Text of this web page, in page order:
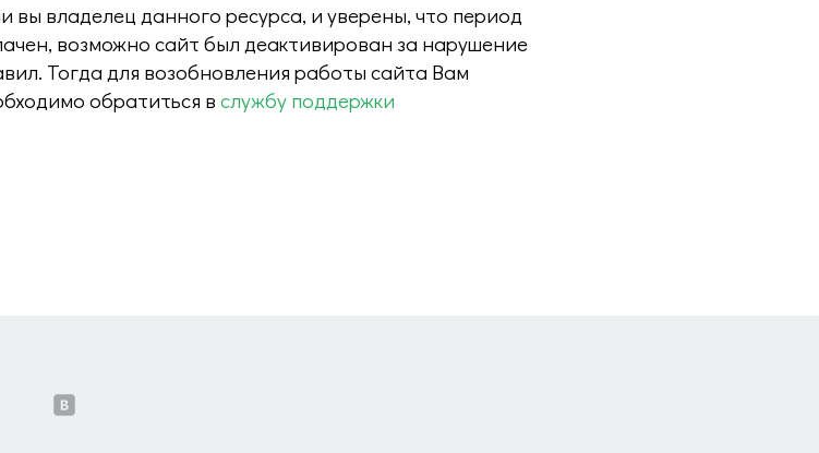
вы владелец данного ресурса, и уверены, что период
возможно сайт был деактивирован за нарушение
Тогда для возобновления работы сайта Вам
обратиться в службу поддержки